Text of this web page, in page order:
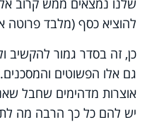
שלנו נמצאים ממש קרוב
להוציא כסף (מלבד פרוטה
כן, זה בסדר גמור להקשיב
גם אלו הפשוטים
אוצרות מדהימים שחבל
יש להם כל כך הרבה מה